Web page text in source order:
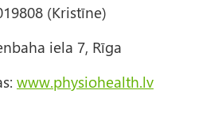
(Kristīne)
iela 7, Rīga
www.physiohealth.lv